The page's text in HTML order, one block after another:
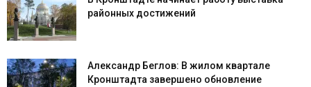
районных достижений
Александр Беглов: В жилом квартале
Кронштадта завершено обновление